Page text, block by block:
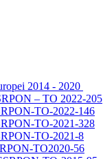
2014 - 2020
– TO 2022-205
TO-2022-146
TO-2021-328
TO-2021-8
TO2020-56